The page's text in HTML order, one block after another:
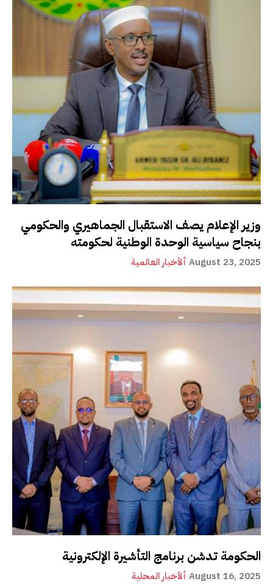
وزير الإعلام يصف الاستقبال الجماهيري والحكومي
بنجاح سياسية الوحدة الوطنية لحكومته
ألأخبار العالمية August 23, 2025
الحكومة تدشن برنامج التأشيرة الإلكترونية
ألأخبار المحلية August 16, 2025